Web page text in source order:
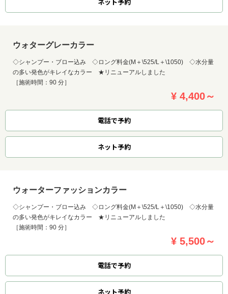
ウォターグレーカラー
◇シャンプー・ブロー込み ◇ロング料金(M＋\525/L＋\1050) ◇水分量
の多い発色がキレイなカラー ★リニューアルしました
［施術時間：90 分］
¥ 4,400～
電話で予約
ネット予約
ウォーターファッションカラー
◇シャンプー・ブロー込み ◇ロング料金(M＋\525/L＋\1050) ◇水分量
の多い発色がキレイなカラー ★リニューアルしました
［施術時間：90 分］
¥ 5,500～
電話で予約
ネット予約